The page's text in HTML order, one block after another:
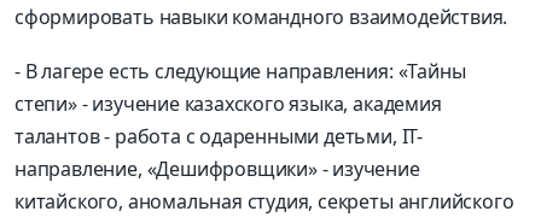
сформировать навыки командного взаимодействия.
- В лагере есть следующие направления: «Тайны
степи» - изучение казахского языка, академия
талантов - работа с одаренными детьми, IT-
направление, «Дешифровщики» - изучение
китайского, аномальная студия, секреты английского